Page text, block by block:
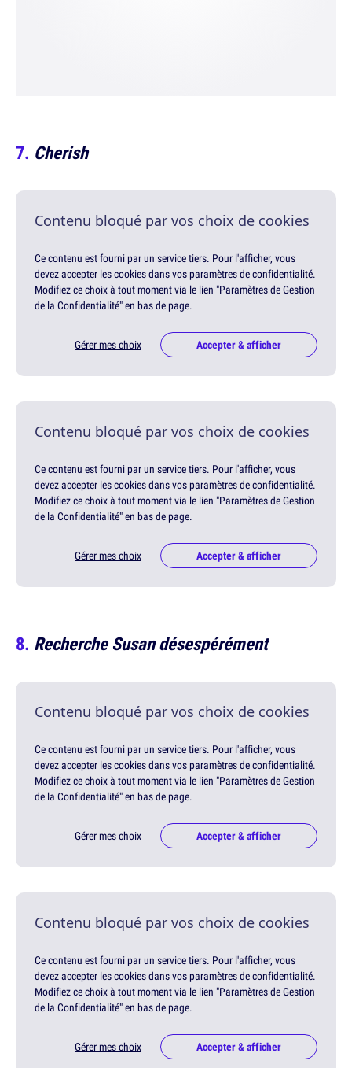
Cherish
Contenu bloqué par vos choix de cookies
Ce contenu est fourni par un service tiers. Pour l'afficher, vous
devez accepter les cookies dans vos paramètres de confidentialité.
Modifiez ce choix à tout moment via le lien "Paramètres de Gestion
de la Confidentialité" en bas de page.
Gérer mes choix Accepter & afficher
Contenu bloqué par vos choix de cookies
Ce contenu est fourni par un service tiers. Pour l'afficher, vous
devez accepter les cookies dans vos paramètres de confidentialité.
Modifiez ce choix à tout moment via le lien "Paramètres de Gestion
de la Confidentialité" en bas de page.
Gérer mes choix Accepter & afficher
Recherche Susan désespérément
Contenu bloqué par vos choix de cookies
Ce contenu est fourni par un service tiers. Pour l'afficher, vous
devez accepter les cookies dans vos paramètres de confidentialité.
Modifiez ce choix à tout moment via le lien "Paramètres de Gestion
de la Confidentialité" en bas de page.
Gérer mes choix Accepter & afficher
Contenu bloqué par vos choix de cookies
Ce contenu est fourni par un service tiers. Pour l'afficher, vous
devez accepter les cookies dans vos paramètres de confidentialité.
Modifiez ce choix à tout moment via le lien "Paramètres de Gestion
de la Confidentialité" en bas de page.
Gérer mes choix Accepter & afficher